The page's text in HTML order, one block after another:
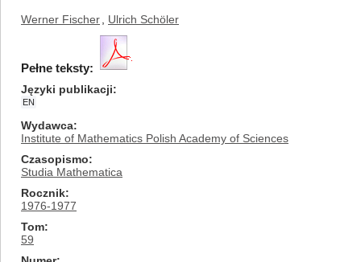
Werner Fischer Ulrich Schöler
Pełne teksty:
Języki publikacji
EN
Wydawca
Institute of Mathematics Polish Academy of Sciences
Czasopismo
Studia Mathematica
Rocznik
1976-1977
Tom
59